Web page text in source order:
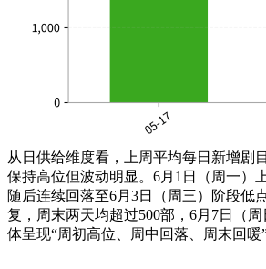
从日供给维度看， 上周平均每日新增剧
保持高位但波动明显。6月1日（周一）
随后连续回落至6月3日
（周三）
阶段低
复，周末两天均超过500部，6月7日
（周
体呈现“周初高位、周中回落、周末回暖”